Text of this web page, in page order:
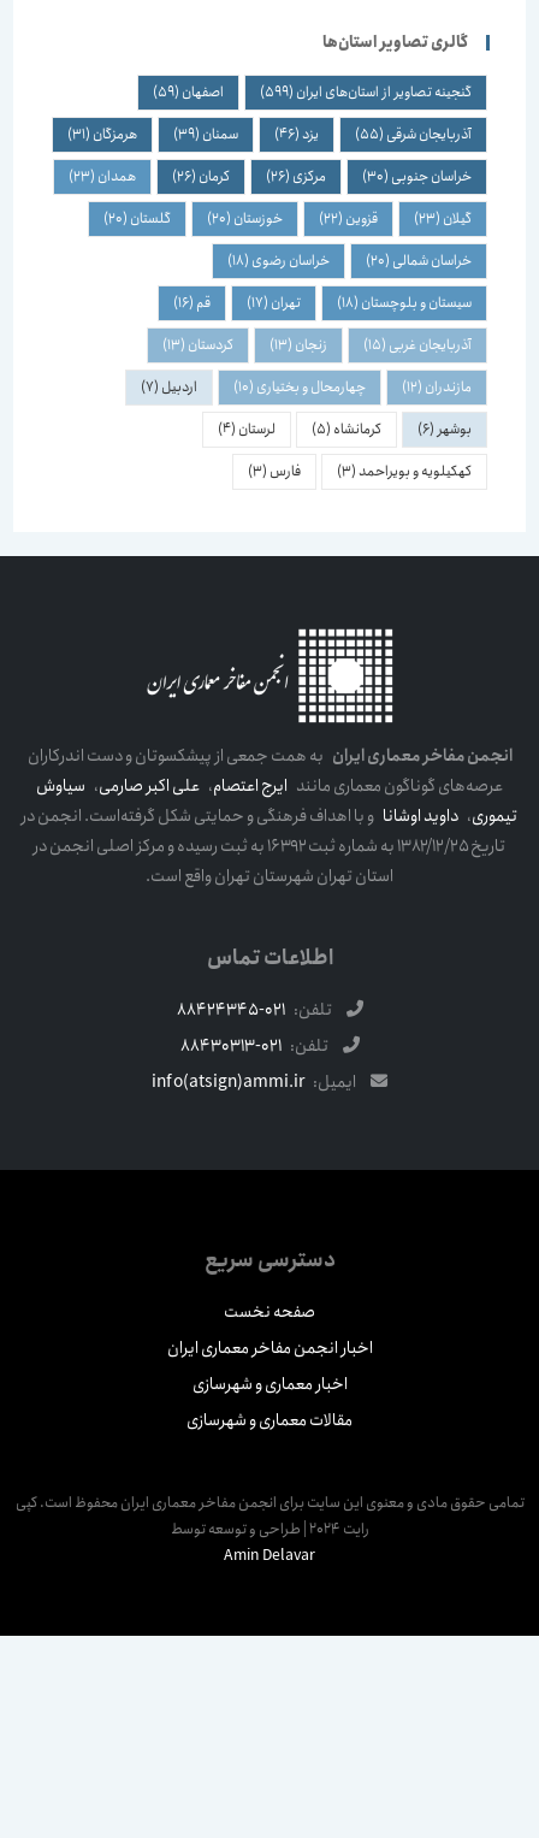
گالری تصاویر استان‌ها
گنجینه تصاویر از استان‌های ایران(599) اصفهان(59)
آذربایجان شرقی(55)
(46) سمنان(39) هرمزگان(31)
خراسان جنوبی(30) مرکزی(26) کرمان(26) همدان(23)
گیلان(23) قزوین(22) خوزستان(20) گلستان(20)
خراسان شمالی(20) خراسان رضوی(18)
سیستان و بلوچستان(18) تهران(17)
(16)
آذربایجان غربی(15) زنجان(13) کردستان(13)
مازندران(12) چهارمحال و بختیاری(10) اردبیل(7)
بوشهر(6) کرمانشاه(5) لرستان(4)
کهکیلویه و بویراحمد(3) فارس(3)
انجمن مفاخر معماری ایرانبه همت جمعی از پیشکسوتان و دست اندرکاران
عرصه‌های گوناگون معماری مانندایرج اعتصام،علی اکبر صارمی،سیاوش
تیموری،داوید اوشاناو با اهداف فرهنگی و حمایتی شکل گرفته‌است. انجمن در
تاریخ ۱۳۸۲/۱۲/۲۵ به شماره ثبت ۱۶۳۹۲ به ثبت رسیده و مرکز اصلی انجمن در
استان تهران شهرستان تهران واقع است.
اطلاعات تماس
تلفن: 021-88424345
تلفن: 021-88430313
ایمیل: info(atsign)ammi.ir
دسترسی سریع
صفحه نخست
اخبار انجمن مفاخر معماری ایران
اخبار معماری و شهرسازی
مقالات معماری و شهرسازی
حقوق مادی و معنوی این سایت برای انجمن مفاخر معماری ایران محفوظ است. کپی
رایت 2024 | طراحی و توسعه توسط
Amin Delavar